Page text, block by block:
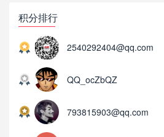
积分排行
2540292404@qq.com
QQ_ocZbQZ
793815903@qq.com